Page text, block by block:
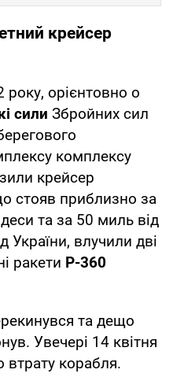
крейсер
року, орієнтовно о
сили Збройних сил
комплексу
крейсер
стояв приблизно за
та за 50 миль від
України, влучили дві
ракети Р-360
та дещо
Увечері 14 квітня
корабля.